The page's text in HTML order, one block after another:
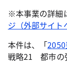
※本事業の詳細
ジ（外部サイト
本件は、「
戦略21 都市の